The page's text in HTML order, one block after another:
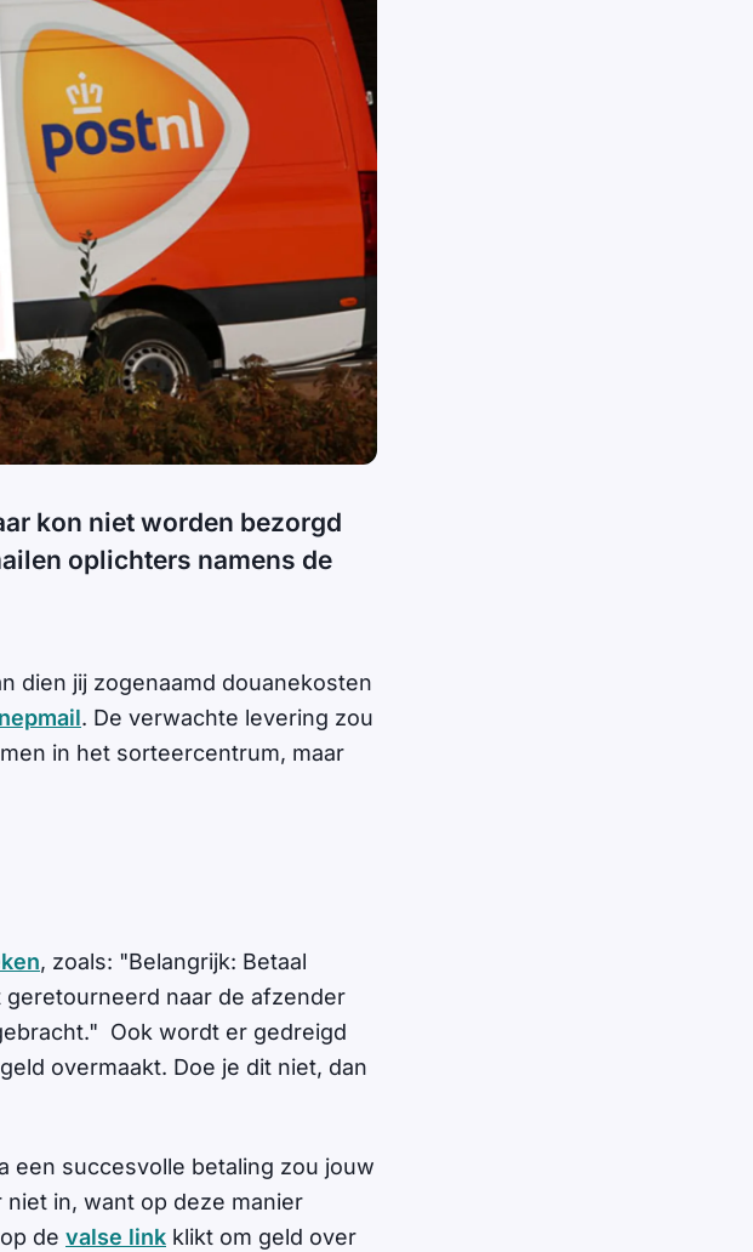
kon niet worden bezorgd
oplichters namens de
dien jij zogenaamd douanekosten
nepmail. De verwachte levering zou
in het sorteercentrum, maar
, zoals: "Belangrijk: Betaal
naar de afzender
Ook wordt er gedreigd
overmaakt. Doe je dit niet, dan
een succesvolle betaling zou jouw
in, want op deze manier
de valse link klikt om geld over